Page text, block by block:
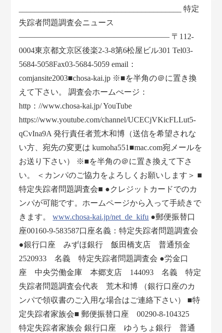
_________________________________________ 特定
失踪者問題調査会ニュース
——————————————————— 〒112-
0004東京都文京区後楽2-3-8第6松屋ビル301 Tel03-
5684-5058Fax03-5684-5059 email：
comjansite2003■chosa-kai.jp ※■を半角の＠に置き換
えて下さい。 調査会ホームぺージ：
http：//www.chosa-kai.jp/ YouTube
https://www.youtube.com/channel/UCECjVKicFLLut5-
qCvIna9A 発行責任者荒木和博（送信を希望されな
い方、宛先の変更は kumoha551■mac.com宛メールを
お送り下さい） ※■を半角の＠に置き換えて下さ
い。 ＜カンパのご協力をよろしくお願いします＞ ■
特定失踪者問題調査会■ ●クレジットカードでのカ
ンパが可能です。ホームページから入って手続きで
きます。www.chosa-kai.jp/net_de_kifu ●郵便振替口
座00160-9-583587口座名義：特定失踪者問題調査会
●銀行口座 みずほ銀行 飯田橋支店 普通預金
2520933 名義 特定失踪者問題調査会 ●労金口
座 中央労働金庫 本郷支店 144093 名義 特定
失踪者問題調査会代表 荒木和博 （銀行口座のカ
ンパで領収書のご入用な場合はご連絡下さい） ■特
定失踪者家族会■ 郵便振替口座 00290-8-104325
特定失踪者家族会 銀行口座 ゆうちょ銀行 普通